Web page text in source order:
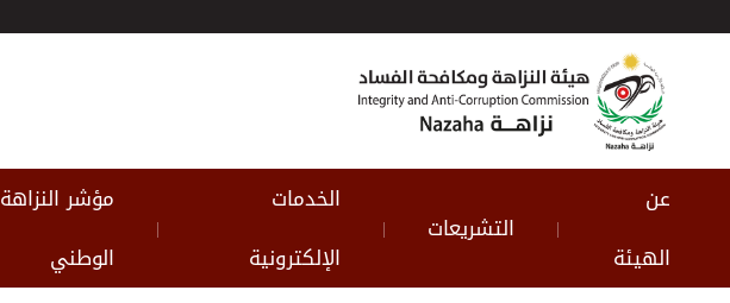
عن
الهيئة
| التشريعات |
الخدمات
الإلكترونية
|
مؤشر النزاهة
الوطني